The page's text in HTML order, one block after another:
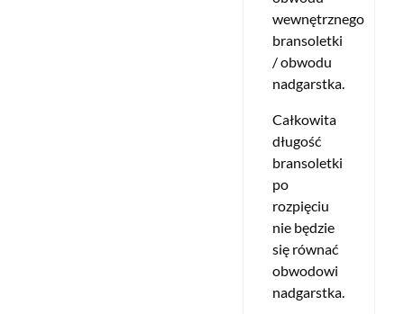
wewnętrznego
bransoletki
/ obwodu
nadgarstka.
Całkowita
długość
bransoletki
po
rozpięciu
nie będzie
się równać
obwodowi
nadgarstka.